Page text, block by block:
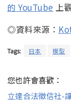
的 YouTube 上
◎資料來源：
Tags: 日本 模型
您也許會喜歡：
立達合法徵信社-